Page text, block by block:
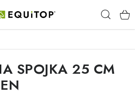
SPOJKA 25 CM